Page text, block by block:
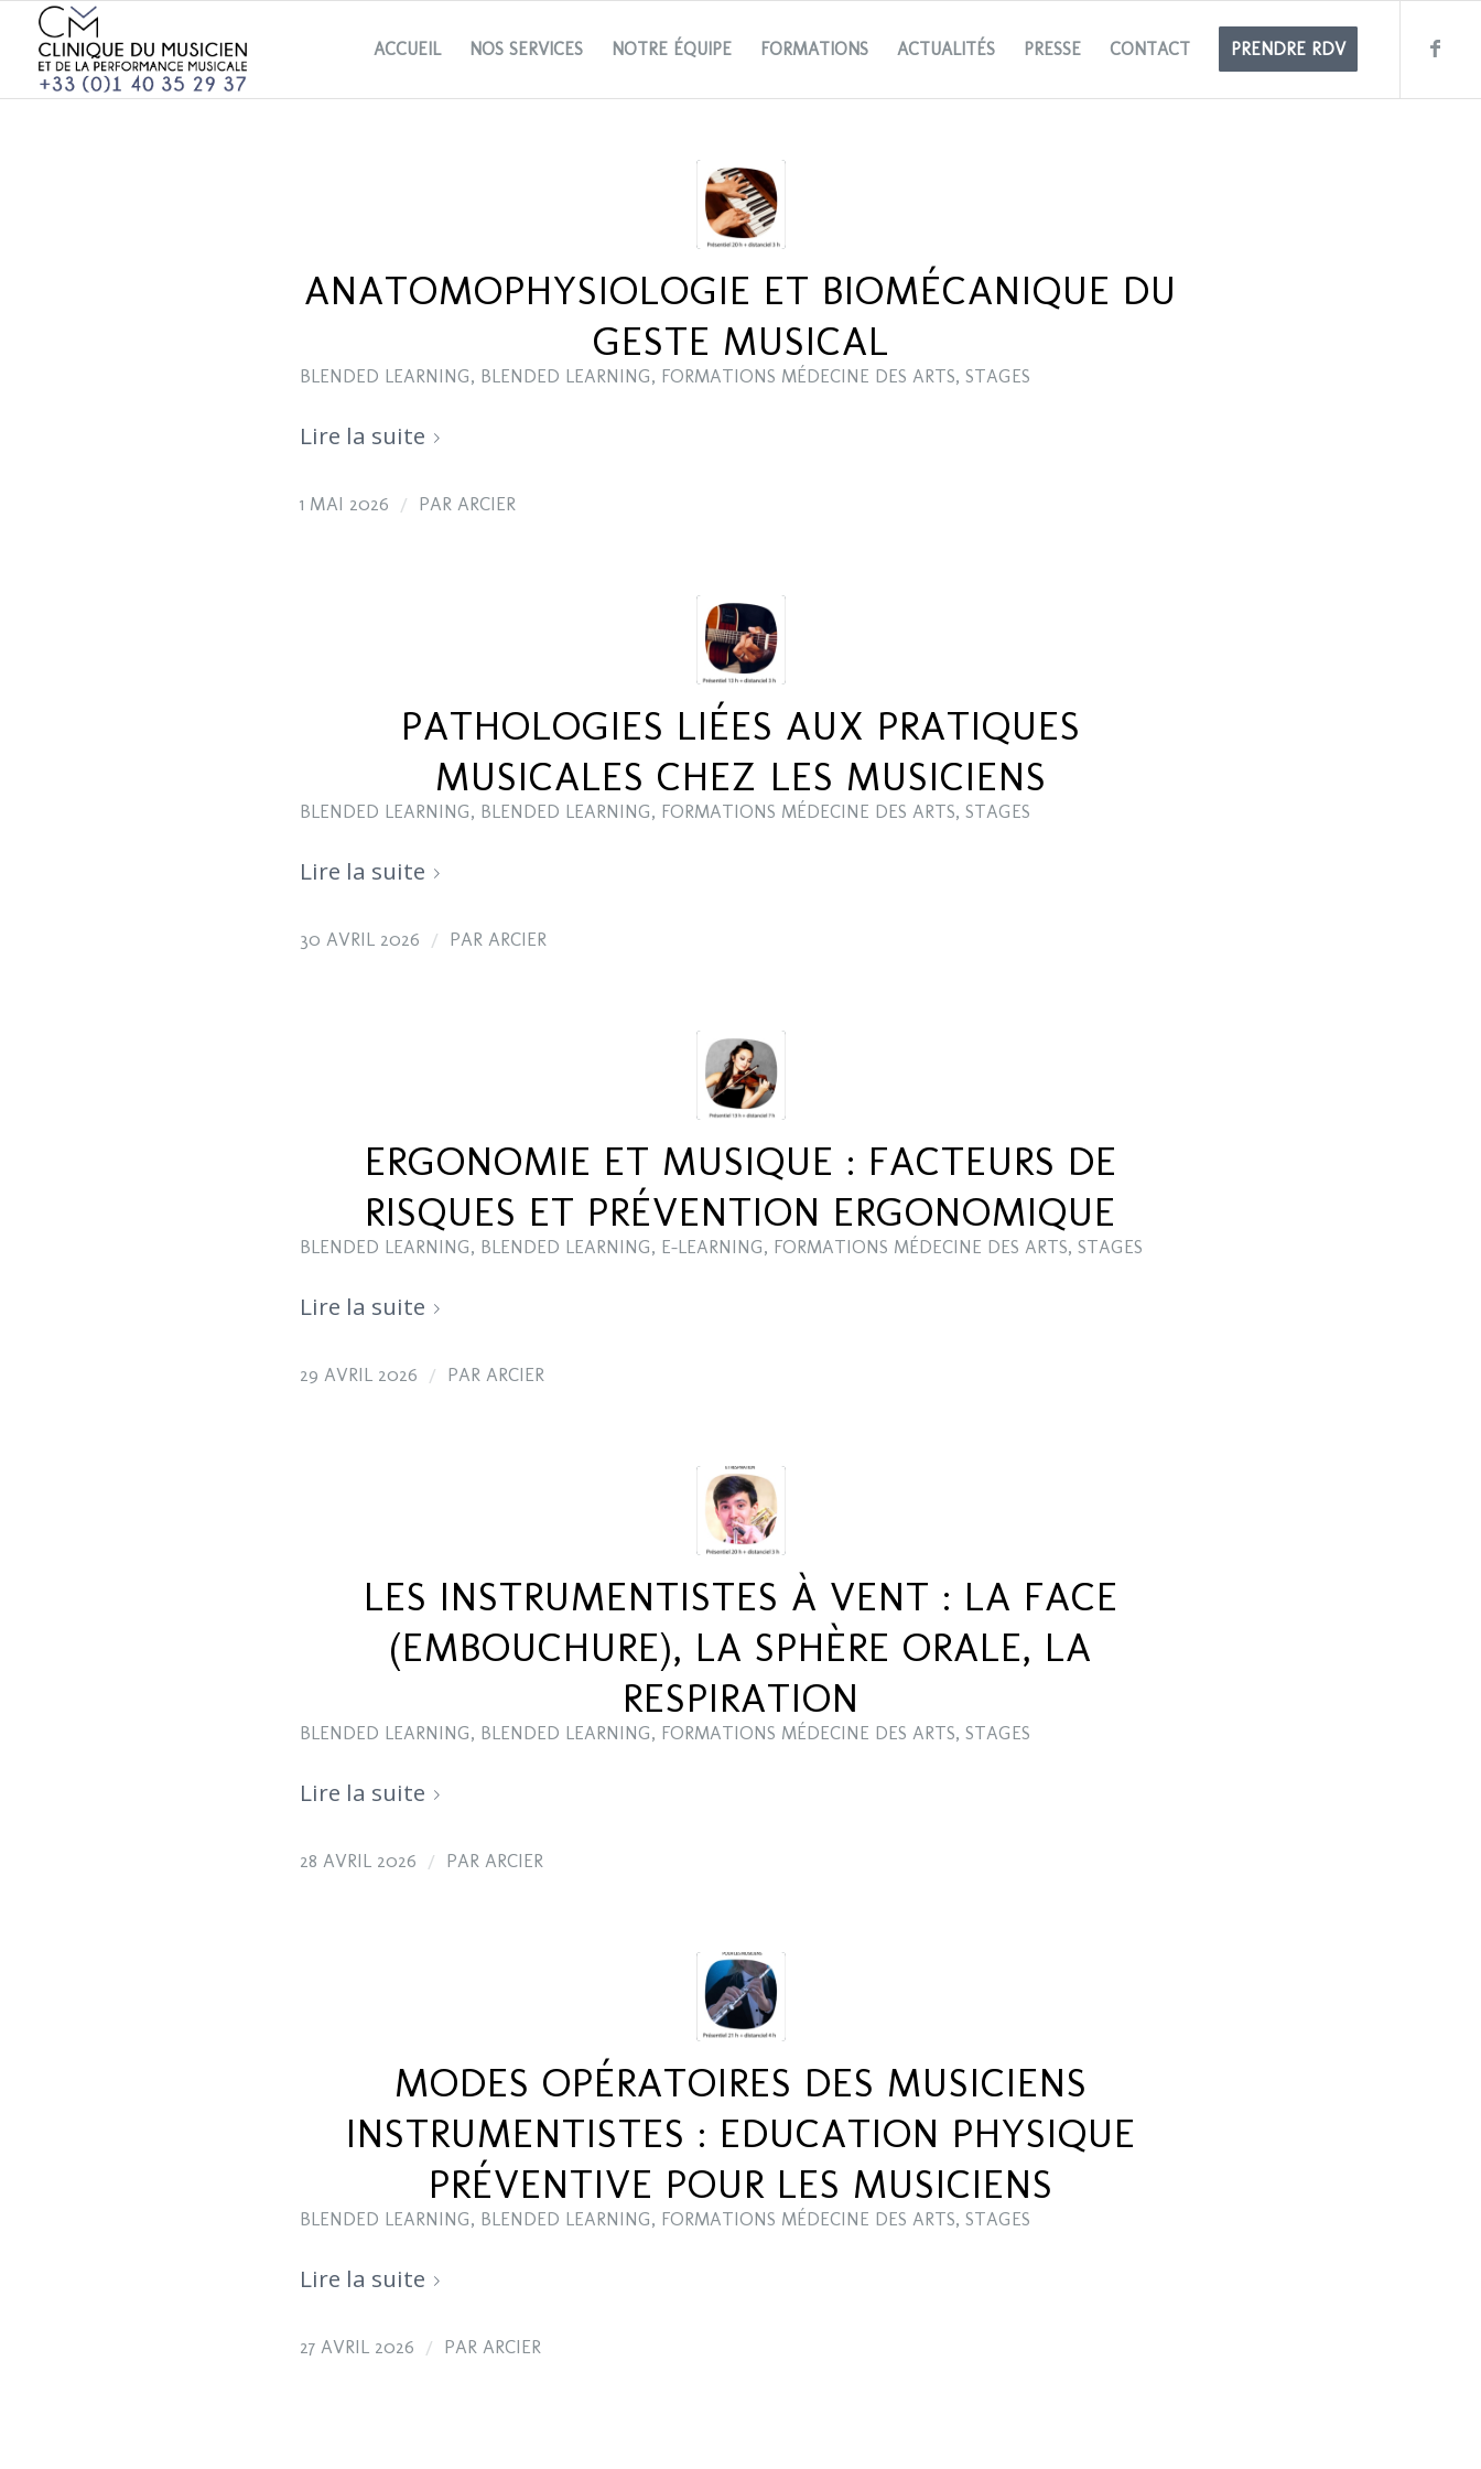
ACCUEIL NOS SERVICES NOTRE ÉQUIPE FORMATIONS ACTUALITÉS PRESSE CONTACT PRENDRE RDV
ANATOMOPHYSIOLOGIE ET BIOMÉCANIQUE DU
GESTE MUSICAL
BLENDED LEARNING, BLENDED LEARNING, FORMATIONS MÉDECINE DES ARTS, STAGES
Lire la suite
1 MAI 2026 / PAR ARCIER
PATHOLOGIES LIÉES AUX PRATIQUES
MUSICALES CHEZ LES MUSICIENS
BLENDED LEARNING, BLENDED LEARNING, FORMATIONS MÉDECINE DES ARTS, STAGES
Lire la suite
30 AVRIL 2026 / PAR ARCIER
ERGONOMIE ET MUSIQUE : FACTEURS DE
RISQUES ET PRÉVENTION ERGONOMIQUE
BLENDED LEARNING, BLENDED LEARNING, E-LEARNING, FORMATIONS MÉDECINE DES ARTS, STAGES
Lire la suite
29 AVRIL 2026 / PAR ARCIER
LES INSTRUMENTISTES À VENT : LA FACE
(EMBOUCHURE), LA SPHÈRE ORALE, LA
RESPIRATION
BLENDED LEARNING, BLENDED LEARNING, FORMATIONS MÉDECINE DES ARTS, STAGES
Lire la suite
28 AVRIL 2026 / PAR ARCIER
MODES OPÉRATOIRES DES MUSICIENS
INSTRUMENTISTES : EDUCATION PHYSIQUE
PRÉVENTIVE POUR LES MUSICIENS
BLENDED LEARNING, BLENDED LEARNING, FORMATIONS MÉDECINE DES ARTS, STAGES
Lire la suite
27 AVRIL 2026 / PAR ARCIER